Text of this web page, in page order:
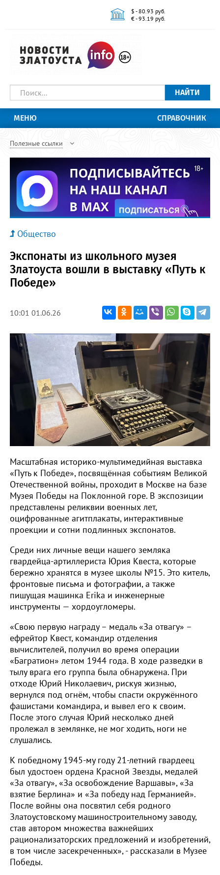
$ - 80.93 руб.
€ - 93.19 руб.
НАЙТИ
МЕНЮ СПРАВОЧНИК
Полезные ссылки
Общество
Экспонаты из школьного музея
Златоуста вошли в выставку «Путь к
Победе»
10:01 01.06.26
Масштабная историко-мультимедийная выставка
«Путь к Победе», посвящённая событиям Великой
Отечественной войны, проходит в Москве на базе
Музея Победы на Поклонной горе. В экспозиции
представлены реликвии военных лет,
оцифрованные агитплакаты, интерактивные
проекции и сотни подлинных экспонатов.
Среди них личные вещи нашего земляка
гвардейца-артиллериста Юрия Квеста, которые
бережно хранятся в музее школы №15. Это китель,
фронтовые письма и фотографии, а также
пишущая машинка Erika и инженерные
инструменты — хордоугломеры.
«Свою первую награду – медаль «За отвагу» –
ефрейтор Квест, командир отделения
вычислителей, получил во время операции
«Багратион» летом 1944 года. В ходе разведки в
тылу врага его группа была обнаружена. При
отходе Юрий Николаевич, рискуя жизнью,
вернулся под огнём, чтобы спасти окружённого
фашистами командира, и вывел его к своим.
После этого случая Юрий несколько дней
пролежал в землянке, не мог ходить, ноги не
слушались.
К победному 1945-му году 21-летний гвардеец
был удостоен ордена Красной Звезды, медалей
«За отвагу», «За освобождение Варшавы», «За
взятие Берлина» и «За победу над Германией».
После войны она посвятил себя родного
Златоустовскому машиностроительному заводу,
став автором множества важнейших
рационализаторских предложений и изобретений,
в том числе засекреченных», - рассказали в Музее
Победы.